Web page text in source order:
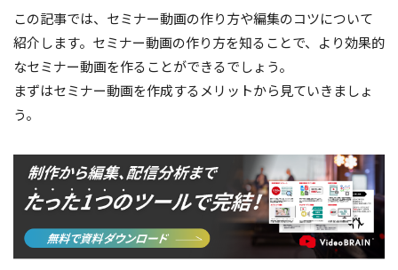
この記事では、セミナー動画の作り方や編集のコツについて
紹介します。セミナー動画の作り方を知ることで、より効果的
なセミナー動画を作ることができるでしょう。
まずはセミナー動画を作成するメリットから見ていきましょ
う。